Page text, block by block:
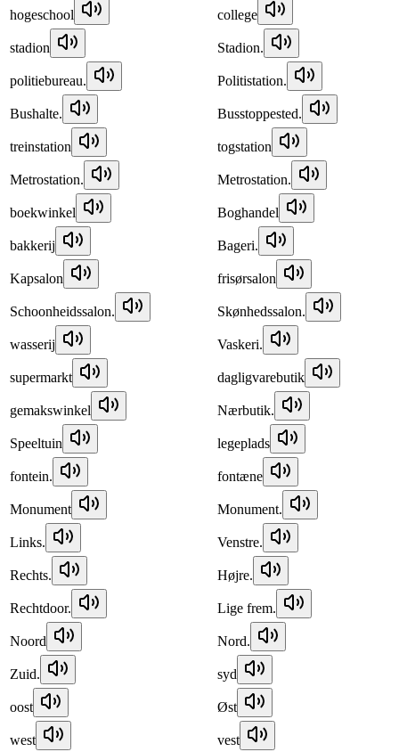
hogeschool college
stadion Stadion.
politiebureau. Politistation.
Bushalte. Busstoppested.
treinstation togstation
Metrostation. Metrostation.
boekwinkel Boghandel
bakkerij Bageri.
Kapsalon frisørsalon
Schoonheidssalon. Skønhedssalon.
wasserij Vaskeri.
supermarkt dagligvarebutik
gemakswinkel Nærbutik.
Speeltuin legeplads
fontein. fontæne
Monument Monument.
Links. Venstre.
Rechts. Højre.
Rechtdoor. Lige frem.
Noord Nord.
Zuid. syd
oost Øst
west vest